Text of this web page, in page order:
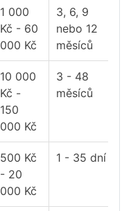
1 000
Kč - 60
000 Kč
3, 6, 9
nebo 12
měsíců
10 000
Kč -
150
000 Kč
3 - 48
měsíců
500 Kč
- 20
000 Kč
1 - 35 dní